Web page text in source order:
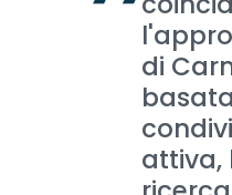
di
attiva,